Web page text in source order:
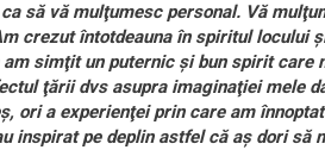
să vă mulţumesc personal. Vă
crezut întotdeauna în spiritul locului
simţit un puternic şi bun spirit care
ţării dvs asupra imaginaţiei mele
ori a experienţei prin care am
inspirat pe deplin astfel că aş dori să